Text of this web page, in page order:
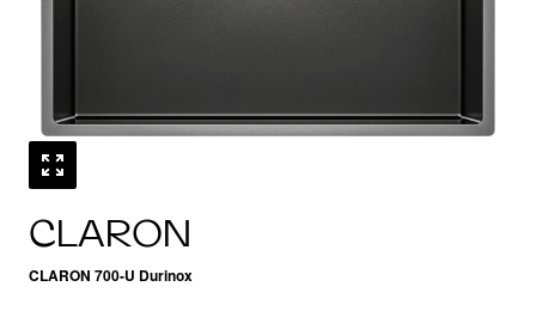
CLARON
CLARON 700-U Durinox
1 /0